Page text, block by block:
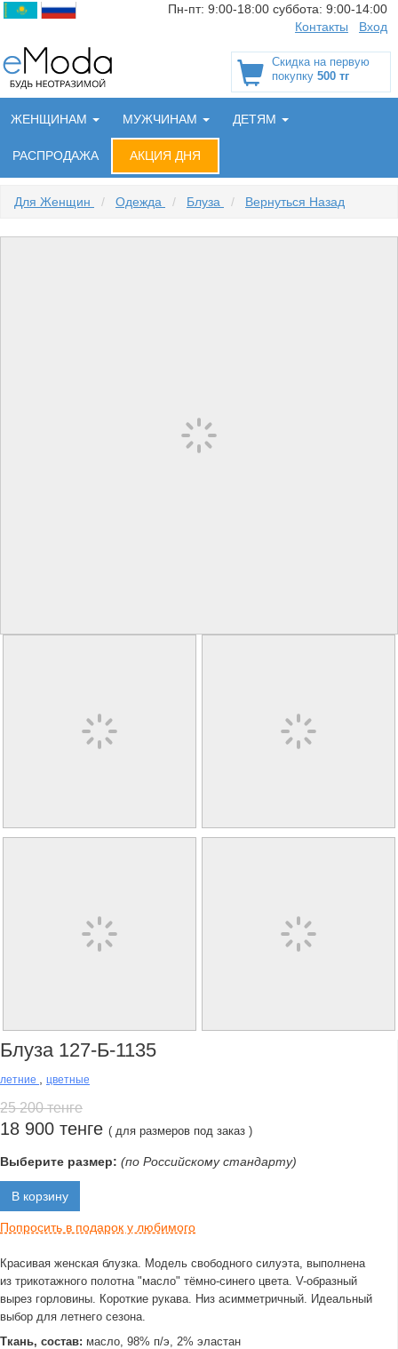
Пн-пт: 9:00-18:00 суббота: 9:00-14:00
Контакты
Вход
Скидка на первую
покупку 500 тг
ЖЕНЩИНАМ МУЖЧИНАМ ДЕТЯМ
РАСПРОДАЖА АКЦИЯ ДНЯ
Для Женщин / Одежда / Блуза / Вернуться Назад
Блуза 127-Б-1135
летние цветные
25 200 тенге
18 900 тенге ( для размеров под заказ )
Выберите размер: (по Российскому стандарту)
В корзину
Попросить в подарок у любимого
Красивая женская блузка. Модель свободного силуэта, выполнена
из трикотажного полотна "масло" тёмно-синего цвета. V-образный
вырез горловины. Короткие рукава. Низ асимметричный. Идеальный
выбор для летнего сезона.
Ткань, состав: масло, 98% п/э, 2% эластан